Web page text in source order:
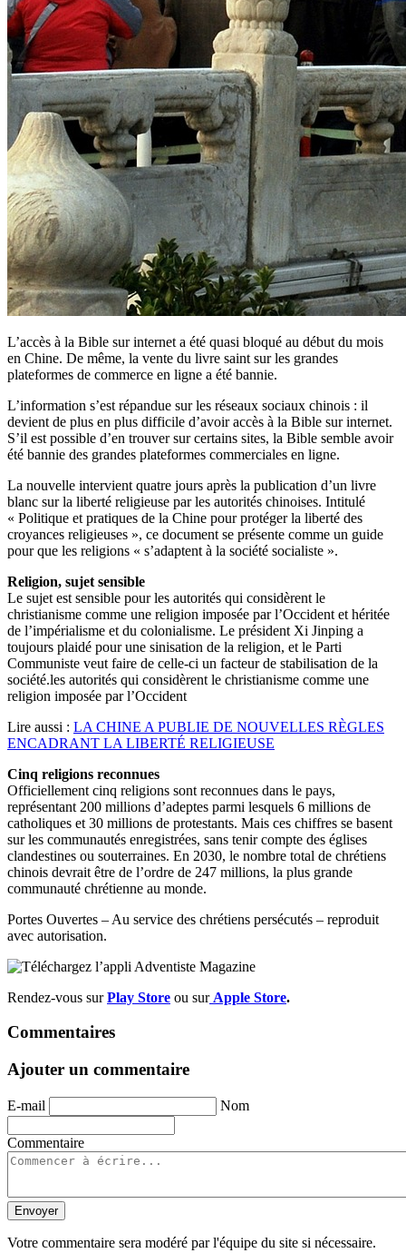
L’accès à la Bible sur internet a été quasi bloqué au début du mois
en Chine. De même, la vente du livre saint sur les grandes
plateformes de commerce en ligne a été bannie.
L’information s’est répandue sur les réseaux sociaux chinois : il
devient de plus en plus difficile d’avoir accès à la Bible sur internet.
S’il est possible d’en trouver sur certains sites, la Bible semble avoir
été bannie des grandes plateformes commerciales en ligne.
La nouvelle intervient quatre jours après la publication d’un livre
blanc sur la liberté religieuse par les autorités chinoises. Intitulé
« Politique et pratiques de la Chine pour protéger la liberté des
croyances religieuses », ce document se présente comme un guide
pour que les religions « s’adaptent à la société socialiste ».
Religion, sujet sensible
Le sujet est sensible pour les autorités qui considèrent le
christianisme comme une religion imposée par l’Occident et héritée
de l’impérialisme et du colonialisme. Le président Xi Jinping a
toujours plaidé pour une sinisation de la religion, et le Parti
Communiste veut faire de celle-ci un facteur de stabilisation de la
société.les autorités qui considèrent le christianisme comme une
religion imposée par l’Occident
Lire aussi : LA CHINE A PUBLIE DE NOUVELLES RÈGLES
ENCADRANT LA LIBERTÉ RELIGIEUSE
Cinq religions reconnues
Officiellement cinq religions sont reconnues dans le pays,
représentant 200 millions d’adeptes parmi lesquels 6 millions de
catholiques et 30 millions de protestants. Mais ces chiffres se basent
sur les communautés enregistrées, sans tenir compte des églises
clandestines ou souterraines. En 2030, le nombre total de chrétiens
chinois devrait être de l’ordre de 247 millions, la plus grande
communauté chrétienne au monde.
Portes Ouvertes – Au service des chrétiens persécutés – reproduit
avec autorisation.
Rendez-vous surPlay Store ou surApple Store.
Commentaires
Ajouter un commentaire
E-mail Nom
Commentaire
Envoyer
Votre commentaire sera modéré par l'équipe du site si nécessaire.